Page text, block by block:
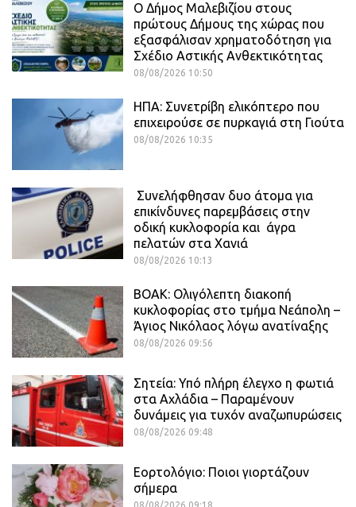
Ο Δήμος Μαλεβιζίου στους
πρώτους Δήμους της χώρας που
εξασφάλισαν χρηματοδότηση για
Σχέδιο Αστικής Ανθεκτικότητας
08/08/2026 10:50
ΗΠΑ: Συνετρίβη ελικόπτερο που
επιχειρούσε σε πυρκαγιά στη Γιούτα
08/08/2026 10:35
Συνελήφθησαν δυο άτομα για
επικίνδυνες παρεμβάσεις στην
οδική κυκλοφορία και άγρα
πελατών στα Χανιά
08/08/2026 10:13
ΒΟΑΚ: Ολιγόλεπτη διακοπή
κυκλοφορίας στο τμήμα Νεάπολη –
Άγιος Νικόλαος λόγω ανατίναξης
08/08/2026 09:56
Σητεία: Υπό πλήρη έλεγχο η φωτιά
στα Αχλάδια – Παραμένουν
δυνάμεις για τυχόν αναζωπυρώσεις
08/08/2026 09:48
Εορτολόγιο: Ποιοι γιορτάζουν
σήμερα